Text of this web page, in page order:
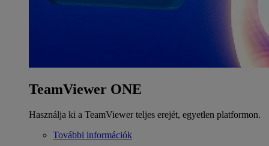
TeamViewer ONE
Használja ki a TeamViewer teljes erejét, egyetlen platformon.
További információk